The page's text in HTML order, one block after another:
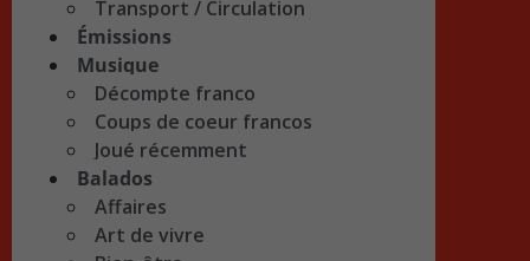
Transport / Circulation
Émissions
Musique
Décompte franco
Coups de coeur francos
Joué récemment
Balados
Affaires
Art de vivre